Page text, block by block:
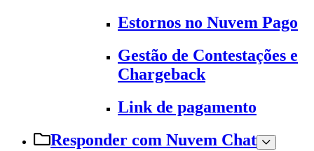
Estornos no Nuvem Pago
Gestão de Contestações e
Chargeback
Link de pagamento
Responder com Nuvem Chat